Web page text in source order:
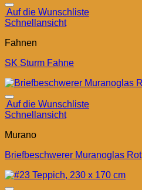
Auf die Wunschliste
Schnellansicht
Fahnen
SK Sturm Fahne
Auf die Wunschliste
Schnellansicht
Murano
Briefbeschwerer Muranoglas Rot